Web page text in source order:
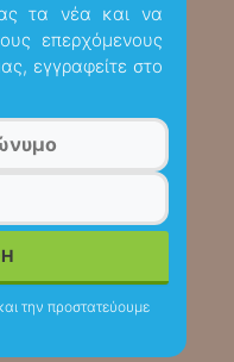
τα νέα και να
επερχόμενους
εγγραφείτε στο
την προστατεύουμε